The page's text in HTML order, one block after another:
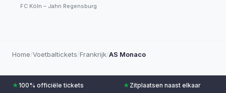
FC Köln – Jahn Regensburg
Home/Voetbaltickets/Frankrijk/AS Monaco
★100% officiële tickets ★ Zitplaatsen naast elkaar